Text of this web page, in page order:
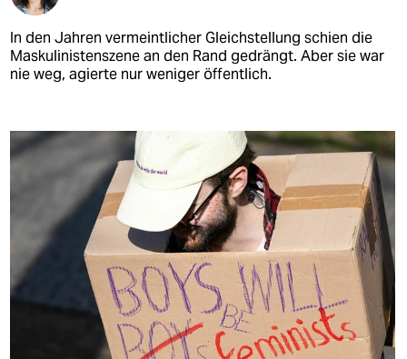
In den Jahren vermeintlicher Gleichstellung schien die
Maskulinistenszene an den Rand gedrängt. Aber sie war
nie weg, agierte nur weniger öffentlich.